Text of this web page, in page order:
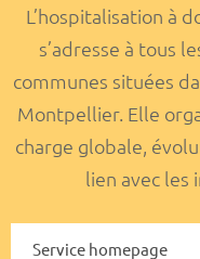
L’hospitalisation à
s’adresse à tous
communes situées
Montpellier. Elle
charge globale,
lien avec les